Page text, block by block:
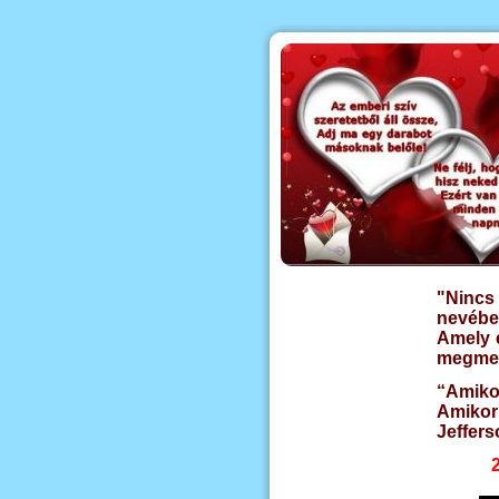
Amely